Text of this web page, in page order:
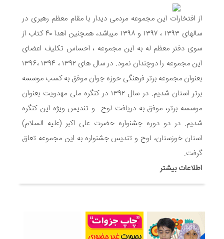
مراسم جشن ولادت امام زمان (عج) و جشن فجر انقلاب اسلامی و
هفته ی جوان در اندیمشک برگزار شد.
6 ماه قبل
تشریح برنامه های دهه مهدویت شبکه فرهنگی مردمی نغمه های
عشق اندیمشک
7 ماه قبل
توزیع بسته جشن تکلیف به دختران سادات ایتام اندیمشک در شب
ولادت امام علی(ع)
ایجاد ۱۱۰ شعبه نغمه های عشق در ۱۱۰ منطقه شهر و روستای
اندیمشک
7 ماه قبل
مراسم رونمایی از طرح ستاره های اندیمشک و طرح خانه های نور،
اندیمشک
8 ماه قبل
هفتمین همایش بانوان فعال در عرصه‌ هیئت کشور
8 ماه قبل
از افتخارات این مجموعه مردمی دیدار با مقام معظم رهبری در
سالهای ۱۳۹۳ ، ۱۳۹۷ و ۱۳۹۸ میباشد، همچنین اهدا ۴۰ کتاب از
سوی دفتر معظم له به این مجموعه ، احساس تکلیف اعضای
این مجموعه را دوچندان نمود. در سال های ۱۳۹۲ ، ۱۳۹۴ ،۱۳۹۶
بعنوان مجموعه برتر فرهنگی حوزه جوان موفق به کسب موسسه
برتر استان شدیم. در سال ۱۳۹۲ در کنگره ملی مهدویت بعنوان
موسسه برتر، موفق به دریافت لوح و تندیس ویژه این کنگره
شدیم. در دو دوره جشنواره حضرت علی اکبر (علیه السلام)
استان خوزستان، لوح و تندیس جشنواره به این مجموعه تعلق
گرفت.
اطلاعات بیشتر